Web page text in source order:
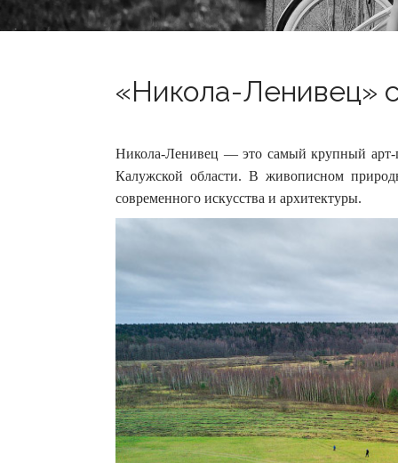
«Никола-Ленивец»
Никола-Ленивец — это самый крупный арт-
Калужской области. В живописном
современного искусства и архитектуры.